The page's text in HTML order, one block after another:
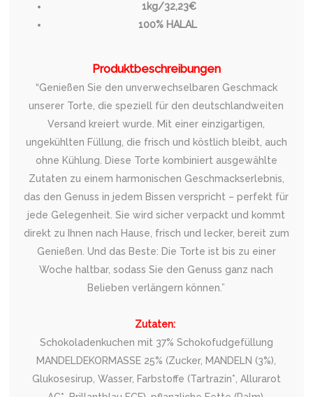
1kg/32,23€
100% HALAL
Produktbeschreibungen
“Genießen Sie den unverwechselbaren Geschmack
unserer Torte, die speziell für den deutschlandweiten
Versand kreiert wurde. Mit einer einzigartigen,
ungekühlten Füllung, die frisch und köstlich bleibt, auch
ohne Kühlung. Diese Torte kombiniert ausgewählte
Zutaten zu einem harmonischen Geschmackserlebnis,
das den Genuss in jedem Bissen verspricht – perfekt für
jede Gelegenheit. Sie wird sicher verpackt und kommt
direkt zu Ihnen nach Hause, frisch und lecker, bereit zum
Genießen. Und das Beste: Die Torte ist bis zu einer
Woche haltbar, sodass Sie den Genuss ganz nach
Belieben verlängern können.”
Zutaten:
Schokoladenkuchen mit 37% Schokofudgefüllung
MANDELDEKORMASSE 25% (Zucker, MANDELN (3%),
Glukosesirup, Wasser, Farbstoffe (Tartrazin*, Allurarot